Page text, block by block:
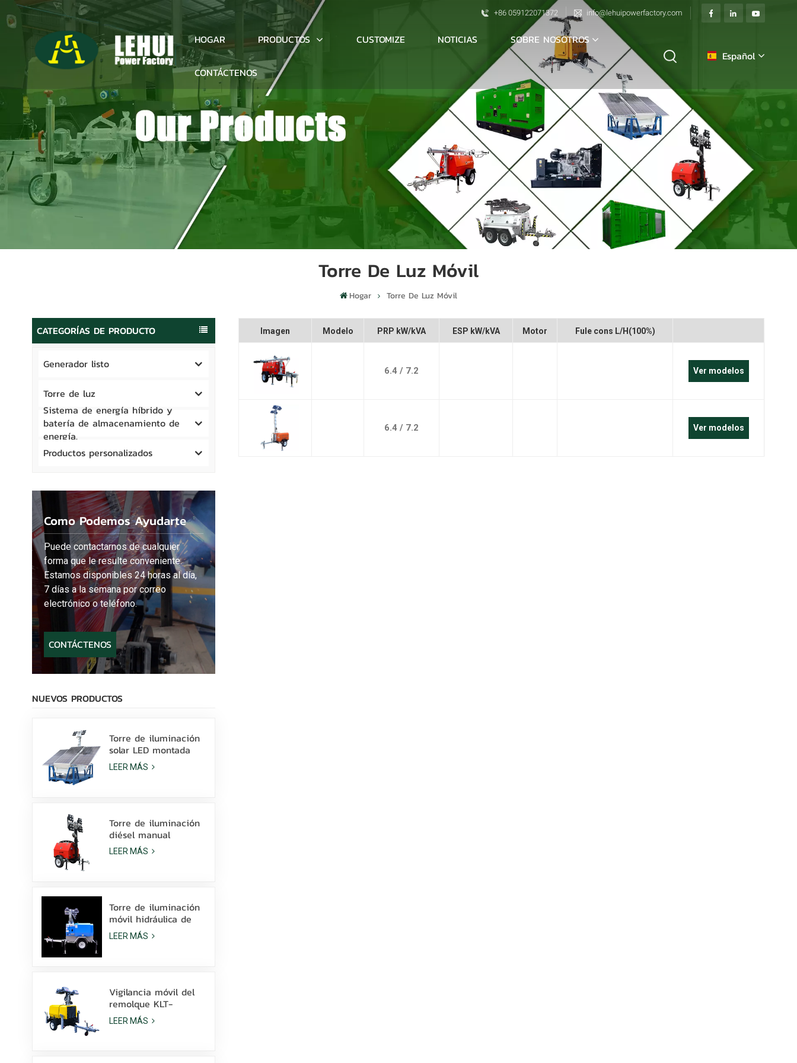
+86 059122071372 info@lehuipowerfactory.com
HOGAR PRODUCTOS CUSTOMIZE NOTICIAS SOBRE NOSOTROS
CONTÁCTENOS
Español
français
Deutsch
italiano
русский
español
Melayu
Torre De Luz Móvil
Hogar Torre De Luz Móvil
CATEGORÍAS DE PRODUCTO
Generador listo
Torre de luz
Sistema de energía híbrido y
batería de almacenamiento de
energía.
Productos personalizados
Como Podemos Ayudarte
Puede contactarnos de cualquier
forma que le resulte conveniente.
Estamos disponibles 24 horas al día,
7 días a la semana por correo
electrónico o teléfono.
CONTÁCTENOS
NUEVOS PRODUCTOS
Torre de iluminación
solar LED montada
sobre patines con
lámparas LED de 400
LEER MÁS
Torre de iluminación
diésel manual
compacta y
económica con 4
LEER MÁS
Torre de iluminación
móvil hidráulica de
elevación manual de
9 m de altura con
LEER MÁS
Vigilancia móvil del
remolque KLT-
10000V de la torre
de luz del mástil de
LEER MÁS
Imagen Modelo PRP kW/kVA ESP kW/kVA Motor Fule cons L/H(100%)
6.4 / 7.2 Ver modelos
6.4 / 7.2 Ver modelos